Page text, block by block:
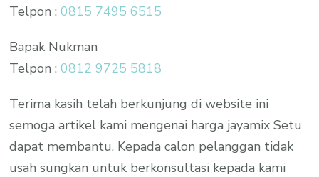
Telpon :0815 7495 6515
Bapak Nukman
Telpon :0812 9725 5818
Terima kasih telah berkunjung di website ini
semoga artikel kami mengenai harga jayamix Setu
dapat membantu. Kepada calon pelanggan tidak
usah sungkan untuk berkonsultasi kepada kami